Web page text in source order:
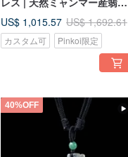
A 貨 | ギフト
US$ 1,015.57 US$ 1,692.61
カスタム可 Pinkoi限定
40%OFF